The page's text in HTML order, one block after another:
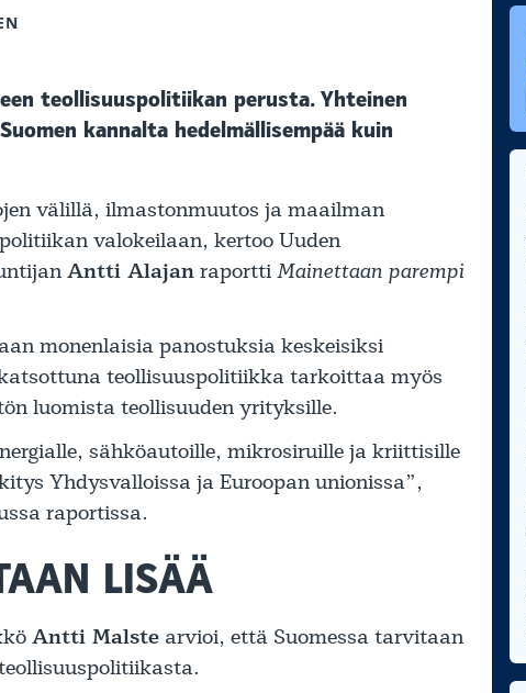
teollisuuspolitiikan perusta. Yhteinen
kannalta hedelmällisempää kuin
välillä, ilmastonmuutos ja maailman
valokeilaan, kertoo Uuden
Antti Alajan raportti Mainettaan parempi
monenlaisia panostuksia keskeisiksi
teollisuuspolitiikka tarkoittaa myös
luomista teollisuuden yrityksille.
sähköautoille, mikrosiruille ja kriittisille
Yhdysvalloissa ja Euroopan unionissa”,
raportissa.
LISÄÄ
Antti Malste arvioi, että Suomessa tarvitaan